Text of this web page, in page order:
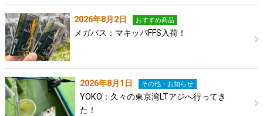
2026年8月2日 おすすめ商品
メガバス：マキッパFFS入荷！
2026年8月1日 その他・お知らせ
YOKO：久々の東京湾LTアジへ行ってき
た！